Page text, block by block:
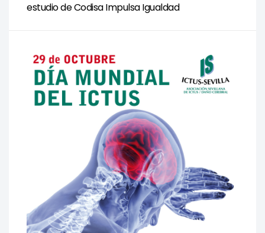
estudio de Codisa Impulsa Igualdad